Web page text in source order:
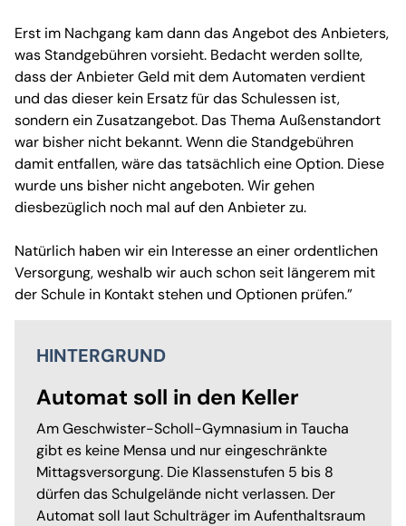
Erst im Nachgang kam dann das Angebot des Anbieters,
was Standgebühren vorsieht. Bedacht werden sollte,
dass der Anbieter Geld mit dem Automaten verdient
und das dieser kein Ersatz für das Schulessen ist,
sondern ein Zusatzangebot. Das Thema Außenstandort
war bisher nicht bekannt. Wenn die Standgebühren
damit entfallen, wäre das tatsächlich eine Option. Diese
wurde uns bisher nicht angeboten. Wir gehen
diesbezüglich noch mal auf den Anbieter zu.
Natürlich haben wir ein Interesse an einer ordentlichen
Versorgung, weshalb wir auch schon seit längerem mit
der Schule in Kontakt stehen und Optionen prüfen.”
HINTERGRUND
Automat soll in den Keller
Am Geschwister-Scholl-Gymnasium in Taucha
gibt es keine Mensa und nur eingeschränkte
Mittagsversorgung. Die Klassenstufen 5 bis 8
dürfen das Schulgelände nicht verlassen. Der
Automat soll laut Schulträger im Aufenthaltsraum